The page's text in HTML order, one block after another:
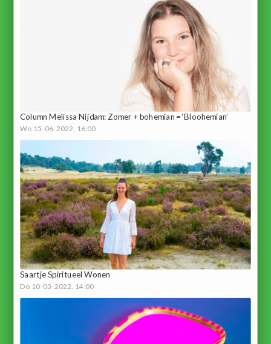
Column Melissa Nijdam: Zomer + bohemian = ‘Bloohemian’
Wo 15-06-2022, 16:00
Saartje Spiritueel Wonen
Do 10-03-2022, 14:00